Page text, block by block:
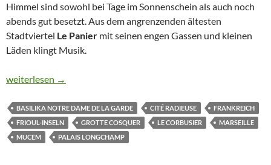
Himmel sind sowohl bei Tage im Sonnenschein als auch noch
abends gut besetzt. Aus dem angrenzenden ältesten
Stadtviertel Le Panier mit seinen engen Gassen und kleinen
Läden klingt Musik.
WELTSENSATION GROTTE COSQUER
weiterlesen →
BASILIKA NOTRE DAME DE LA GARDE CITÉ RADIEUSE
FRANKREICH
FRIOUL-INSELN
GROTTE COSQUER LE CORBUSIER
MARSEILLE
MUCEM
PALAIS LONGCHAMP